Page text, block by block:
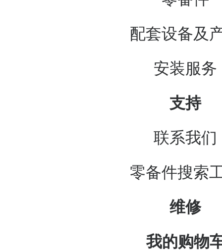
配套设备及
安装服务
支持
联系我们
零备件搜索
维修
我的购物